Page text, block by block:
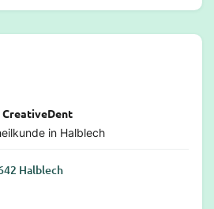
CreativeDent
in Halblech
Halblech